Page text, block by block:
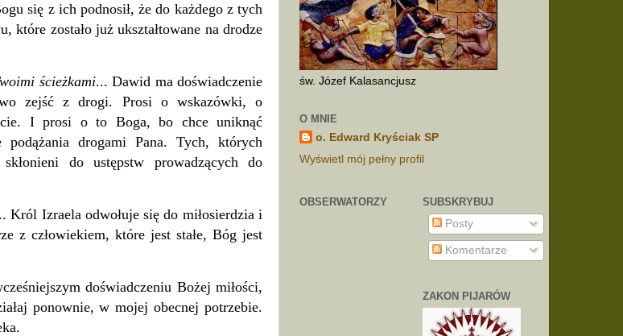
się z ich podnosił, że do każdego z tych
zostało już ukształtowane na drodze
ścieżkami... Dawid ma doświadczenie
zejść z drogi. Prosi o wskazówki, o
I prosi o to Boga, bo chce uniknąć
drogami Pana. Tych, których
do ustępstw prowadzących do
Król Izraela odwołuje się do miłosierdzia i
z człowiekiem, które jest stałe, Bóg jest
doświadczeniu Bożej miłości,
ponownie, w mojej obecnej potrzebie.
św. Józef Kalasancjusz
O MNIE
o. Edward Kryściak SP
Wyświetl mój pełny profil
OBSERWATORZY
SUBSKRYBUJ
Posty
Komentarze
ZAKON PIJARÓW